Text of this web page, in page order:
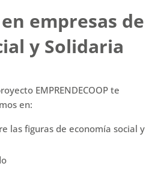
empresas de
y Solidaria
EMPRENDECOOP te
en:
las figuras de economía social y